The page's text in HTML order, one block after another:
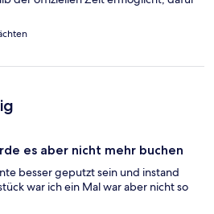
es aber nicht mehr buchen
besser geputzt sein und instand
war ich ein Mal war aber nicht so